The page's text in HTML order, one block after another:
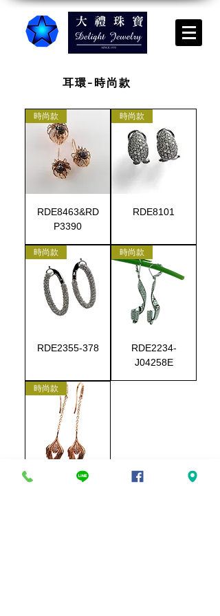
耳環-時尚款
時尚款
RDE8463&RD
P3390
時尚款
RDE8101
時尚款
RDE2355-378
時尚款
RDE2234-
J04258E
時尚款
RDE0252-